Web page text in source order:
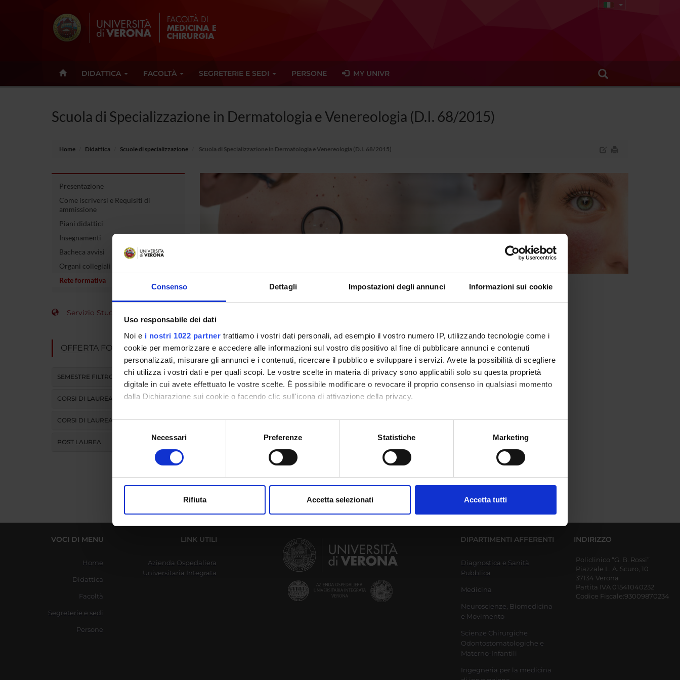
Consenso Dettagli Impostazioni degli annunci Informazioni sui cookie
Uso responsabile dei dati
Noi e i nostri 1022 partner trattiamo i vostri dati personali, ad esempio il vostro numero IP, utilizzando tecnologie come i
cookie per memorizzare e accedere alle informazioni sul vostro dispositivo al fine di pubblicare annunci e contenuti
personalizzati, misurare gli annunci e i contenuti, ricercare il pubblico e sviluppare i servizi. Avete la possibilità di scegliere
chi utilizza i vostri dati e per quali scopi. Le vostre scelte in materia di privacy sono applicabili solo su questa proprietà
digitale in cui avete effettuato le vostre scelte. È possibile modificare o revocare il proprio consenso in qualsiasi momento
dalla Dichiarazione sui cookie o facendo clic sull'icona di attivazione della privacy.
Con il tuo consenso, vorremmo anche:
raccogliere informazioni sulla tua posizione geografica, con un'approssimazione di qualche metro,
digitali).
modificare o ritirare il tuo consenso in qualsiasi momento dalla Dichiarazione sui cookie.
che hanno raccolto dal tuo utilizzo dei loro servizi.
Selezione
Necessari Preferenze Statistiche Marketing
Rifiuta Accetta selezionati Accetta tutti
DIDATTICA FACOLTÀ SEGRETERIE E SEDI PERSONE MY UNIVR
Scuola di Specializzazione in Dermatologia e Venereologia (D.I. 68/2015)
Home Didattica Scuole di specializzazione Scuola di Specializzazione in Dermatologia e Venereologia (D.I. 68/2015)
Presentazione
Come iscriversi e Requisiti di
ammissione
Piani didattici
Insegnamenti
Bacheca avvisi
Organi collegiali e di governo
Rete formativa
Servizio Studenti Internazionali
OFFERTA FORMATIVA
SEMESTRE FILTRO
CORSI DI LAUREA
CORSI DI LAUREA MAGISTRALE
POST LAUREA
Azienda Ospedaliera Universitaria
Integrata Verona
Ospedale Civile Maggiore - U.O.di Dermatologia
(5201)
Sede
Provincia autonoma di Bolzano - Alto
Adige
Ospedale di Bolzano - U.O. di Dermatologia (5201) Collegata
VOCI DI MENU
Home
Didattica
Facoltà
Segreterie e sedi
Persone
LINK UTILI
Azienda Ospedaliera
Universitaria Integrata
DIPARTIMENTI AFFERENTI
Diagnostica e Sanità
Pubblica
Medicina
Neuroscienze, Biomedicina
e Movimento
Scienze Chirurgiche
Odontostomatologiche e
Materno-Infantili
Ingegneria per la medicina
INDIRIZZO
Policlinico “G. B. Rossi”
Piazzale L. A. Scuro, 10
37134 Verona
Partita IVA 01541040232
Codice Fiscale:93009870234